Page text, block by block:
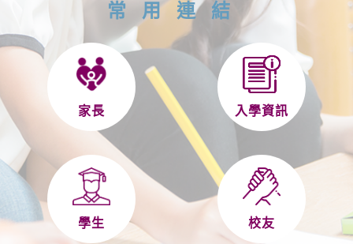
常用連結
家長 入學資訊
學生 校友